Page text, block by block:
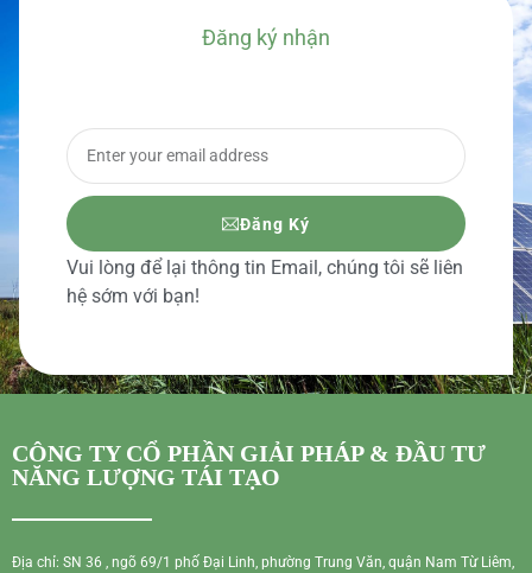
Đăng ký nhận
Đăng Ký
Vui lòng để lại thông tin Email, chúng tôi sẽ liên
hệ sớm với bạn!
CÔNG TY CỔ PHẦN GIẢI PHÁP & ĐẦU TƯ
NĂNG LƯỢNG TÁI TẠO
Địa chỉ: SN 36 , ngõ 69/1 phố Đại Linh, phường Trung Văn, quận Nam Từ Liêm,